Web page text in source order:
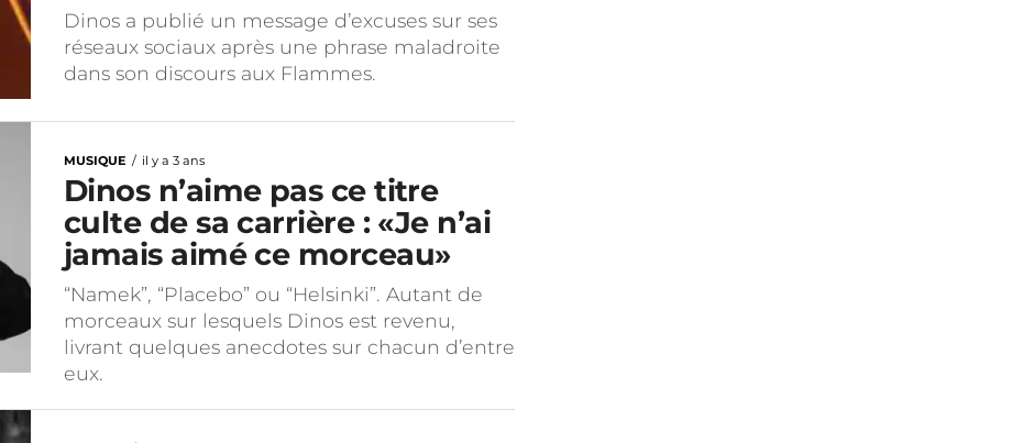
Dinos a publié un message d’excuses sur ses
réseaux sociaux après une phrase maladroite
dans son discours aux Flammes.
MUSIQUE il y a 3 ans
Dinos n’aime pas ce titre
culte de sa carrière : «Je n’ai
jamais aimé ce morceau»
“Namek”, “Placebo” ou “Helsinki”. Autant de
morceaux sur lesquels Dinos est revenu,
livrant quelques anecdotes sur chacun d’entre
eux.